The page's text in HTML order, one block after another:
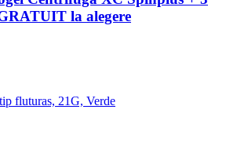
la alegere